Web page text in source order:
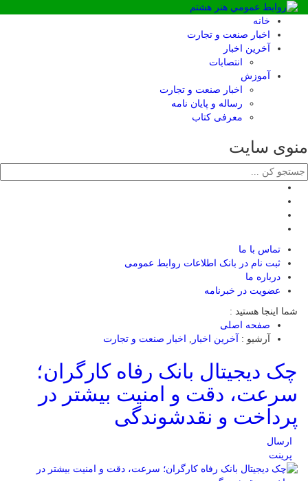
خانه
اخبار صنعت و تجارت
آخرین اخبار
انتصابات
آموزش
اخبار صنعت و تجارت
رساله و پایان نامه
معرفی کتاب
منوی سایت
تماس با ما
ثبت نام در بانک اطلاعات روابط عمومی
درباره ما
عضويت در خبرنامه
شما اینجا هستید :
صفحه اصلی
آرشیو :
آخرین اخبار اخبار صنعت و تجارت
چک دیجیتال بانک رفاه کارگران؛
سرعت، دقت و امنیت بیشتر در
پرداخت و نقدشوندگی
ارسال
پرینت